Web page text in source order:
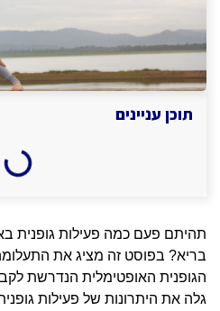
תוכן עניינים
תהיתם פעם כמה פעילות גופנית
בריא? בפוסט זה מציג את
הגופנית האופטימלית הנדרשת
גלה את היתרונות של פעילות